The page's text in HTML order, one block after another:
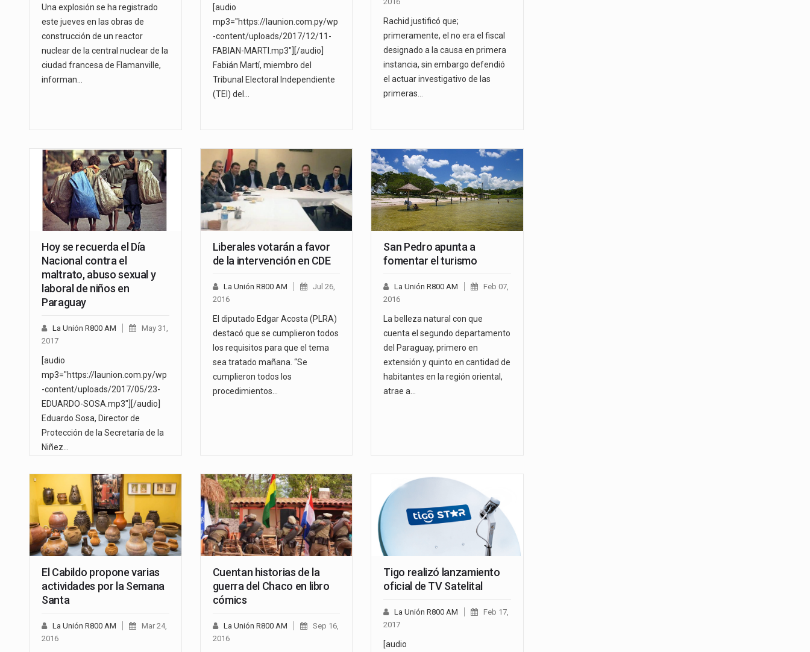
Una explosión se ha registrado
este jueves en las obras de
construcción de un reactor
nuclear de la central nuclear de la
ciudad francesa de Flamanville,
informan…
[audio
mp3="https://launion.com.py/wp
-content/uploads/2017/12/11-
FABIAN-MARTI.mp3"][/audio]
Fabián Martí, miembro del
Tribunal Electoral Independiente
(TEI) del…
Rachid justificó que;
primeramente, el no era el fiscal
designado a la causa en primera
instancia, sin embargo defendió
el actuar investigativo de las
primeras…
Hoy se recuerda el Día
Nacional contra el
maltrato, abuso sexual y
laboral de niños en
Paraguay
La Unión R800 AM
May 31,
2017
[audio
mp3="https://launion.com.py/wp
-content/uploads/2017/05/23-
EDUARDO-SOSA.mp3"][/audio]
Eduardo Sosa, Director de
Protección de la Secretaría de la
Niñez…
Liberales votarán a favor
de la intervención en CDE
La Unión R800 AM
Jul 26,
2016
El diputado Edgar Acosta (PLRA)
destacó que se cumplieron todos
los requisitos para que el tema
sea tratado mañana. “Se
cumplieron todos los
procedimientos…
San Pedro apunta a
fomentar el turismo
La Unión R800 AM
Feb 07,
2016
La belleza natural con que
cuenta el segundo departamento
del Paraguay, primero en
extensión y quinto en cantidad de
habitantes en la región oriental,
atrae a…
El Cabildo propone varias
actividades por la Semana
Santa
La Unión R800 AM
Mar 24,
2016
Cuentan historias de la
guerra del Chaco en libro
cómics
La Unión R800 AM
Sep 16,
2016
Tigo realizó lanzamiento
oficial de TV Satelital
La Unión R800 AM
Feb 17,
2017
[audio